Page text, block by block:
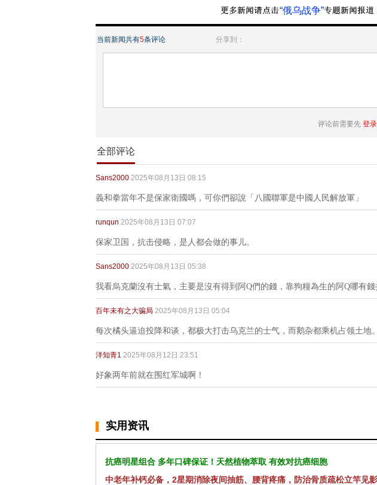
“俄乌战争”
当前新闻共有5条评论 分享到：
评论前需要先 登录
全部评论
Sans2000 2025年08月13日 08:15
義和拳當年不是保家衛國嗎，可你們卻說「八國聯軍是中國人民解放軍」
runqun 2025年08月13日 07:07
保家卫国，抗击侵略，是人都会做的事儿。
Sans2000 2025年08月13日 05:38
我看烏克蘭沒有士氣，主要是沒有得到阿Q們的錢，靠狗糧為生的阿Q哪有錢
百年未有之大骗局 2025年08月13日 05:04
每次橘头逼迫投降和谈，都极大打击乌克兰的士气，而鹅杂都乘机占领土地
洋知青1 2025年08月12日 23:51
好象两年前就在围红军城啊！
实用资讯
抗癌明星组合 多年口碑保证！天然植物萃取 有效对抗癌细胞
中老年补钙必备，2星期消除夜间抽筋、腰背疼痛，防治骨质疏松立竿见影